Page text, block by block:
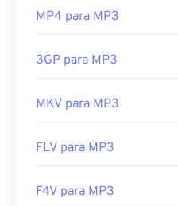
MP4 para MP3
3GP para MP3
MKV para MP3
FLV para MP3
F4V para MP3